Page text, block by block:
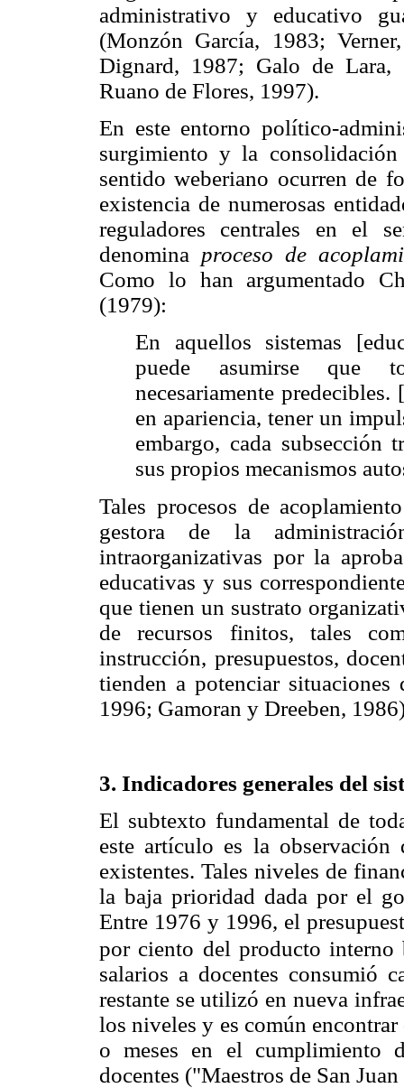
administrativo y educativo
(Monzón García, 1983;
Dignard, 1987; Galo de Lara,
Ruano de Flores, 1997).
En este entorno político-
surgimiento y la
sentido weberiano ocurren de
existencia de numerosas
reguladores centrales en el
denomina proceso de
Como lo han argumentado
(1979):
En aquellos sistemas
puede asumirse que
necesariamente
en apariencia, tener un
embargo, cada subsección
sus propios mecanismos
Tales procesos de
gestora de la
intraorganizativas por la
educativas y sus
que tienen un sustrato
de recursos finitos, tales
instrucción, presupuestos,
tienden a potenciar
1996; Gamoran y Dreeben,
3. Indicadores generales del
El subtexto fundamental de
este artículo es la
existentes. Tales niveles de
la baja prioridad dada por el
Entre 1976 y 1996, el
por ciento del producto
salarios a docentes consumió
restante se utilizó en nueva
los niveles y es común encontrar
o meses en el cumplimiento
docentes ("Maestros de San